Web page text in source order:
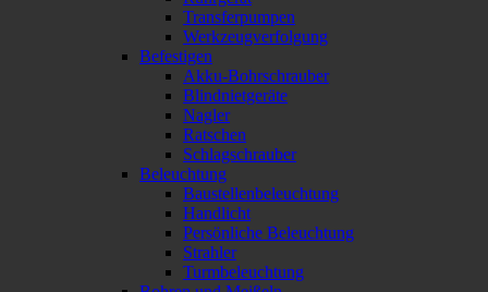
Transferpumpen
Werkzeugverfolgung
Befestigen
Akku-Bohrschrauber
Blindnietgeräte
Nagler
Ratschen
Schlagschrauber
Beleuchtung
Baustellenbeleuchtung
Handlicht
Persönliche Beleuchtung
Strahler
Turmbeleuchtung